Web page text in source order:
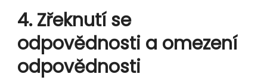
4. Zřeknutí se
odpovědnosti a omezení
odpovědnosti